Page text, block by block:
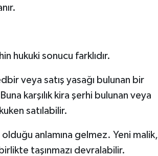
hukuki sonucu farklıdır.
veya satış yasağı bulunan bir
karşılık kira şerhi bulunan veya
satılabilir.
olduğu anlamına gelmez. Yeni malik,
taşınmazı devralabilir.